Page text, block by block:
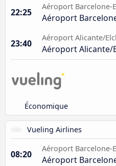
22:25
Aéroport Barcelone-
Aéroport
23:40
Aéroport Alicante/
Aéroport Alicante/
Économique
Vueling Airlines
08:20
Aéroport Barcelone-
Aéroport